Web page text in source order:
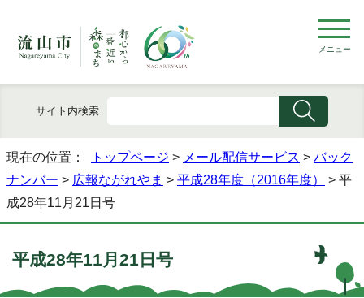
メニュー
サイト内検索
現在の位置： トップページ > メール配信サービス > バック
ナンバー > 広報ながれやま > 平成28年度（2016年度）
> 平
成28年11月21日号
平成28年11月21日号